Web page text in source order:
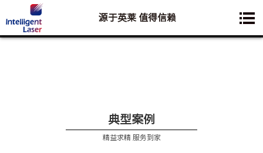
您想要了解的业务是:
源于英莱 值得信赖
典型案例
精益求精 服务到家